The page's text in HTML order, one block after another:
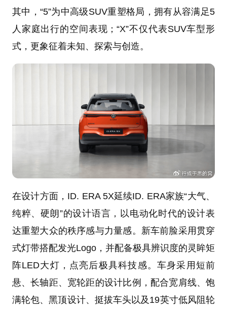
其中，“5”为中高级SUV重塑格局，拥有从容满足5
人家庭出行的空间表现；“X”不仅代表SUV车型形
式，更象征着未知、探索与创造。
在设计方面，ID. ERA 5X延续ID. ERA家族“大气、
纯粹、硬朗”的设计语言，以电动化时代的设计表
达重塑大众的秩序感与力量感。新车前脸采用贯穿
式灯带搭配发光Logo，并配备极具辨识度的灵眸矩
阵LED大灯，点亮后极具科技感。车身采用短前
悬、长轴距、宽轮距的设计比例，配合宽肩线、饱
满轮包、黑顶设计、挺拔车头以及19英寸低风阻轮